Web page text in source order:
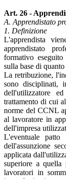
Art. 26 -
A. Apprendistato
1. Definizione
L'apprendista
apprendistato
formativo
sulla base di
La retribuzione,
sono disciplinati,
dell'utilizzatore
trattamento di cui
norme del CCNL
al lavoratore in
dell'impresa
L'eventuale
dell'assunzione
applicata
superiore a quella
lavoratori in